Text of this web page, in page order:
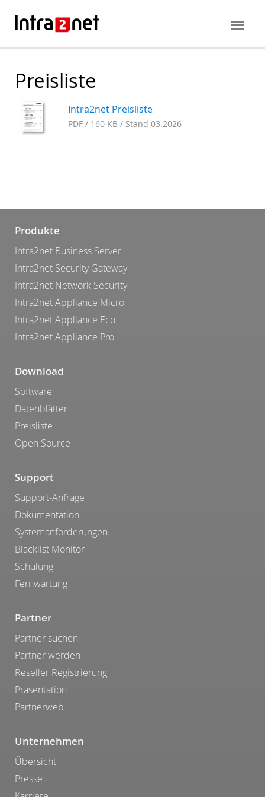
Preisliste
Intra2net Preisliste
PDF / 160 KB / Stand 03.2026
Produkte
Intra2net Business Server
Intra2net Security Gateway
Intra2net Network Security
Intra2net Appliance Micro
Intra2net Appliance Eco
Intra2net Appliance Pro
Download
Software
Datenblätter
Preisliste
Open Source
Support
Support-Anfrage
Dokumentation
Systemanforderungen
Blacklist Monitor
Schulung
Fernwartung
Partner
Partner suchen
Partner werden
Reseller Registrierung
Präsentation
Partnerweb
Unternehmen
Übersicht
Presse